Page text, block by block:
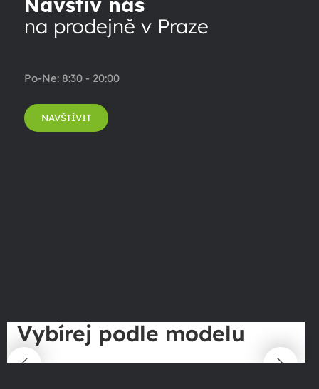
na prodejně v Praze
Po-Ne: 8:30 - 20:00
NAVŠTÍVIT
Vybírej podle modelu